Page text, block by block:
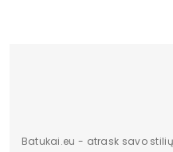
Batukai.eu - atrask savo